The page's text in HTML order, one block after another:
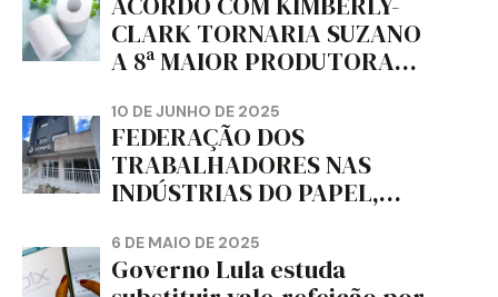
CLARK TORNARIA SUZANO
A 8ª MAIOR PRODUTORA
MUNDO, DIZ FITCH
10 DE JUNHO DE 2025
FEDERAÇÃO DOS
TRABALHADORES NAS
INDÚSTRIAS DO PAPEL,
CORTIÇA E ARTEFATOS DE
PAPEL DO ESTADO DO
6 DE MAIO DE 2025
Governo Lula estuda